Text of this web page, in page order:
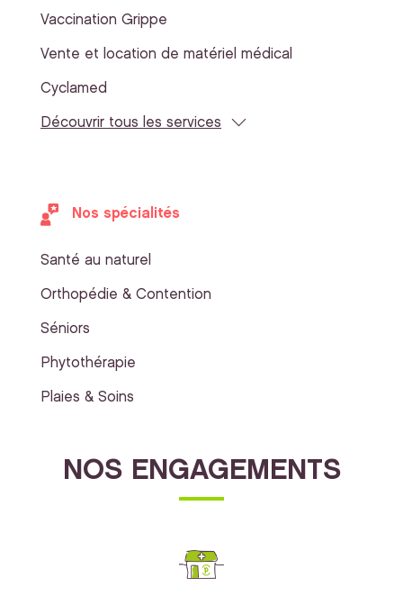
Vaccination Grippe
Vente et location de matériel médical
Cyclamed
Découvrir tous les services
Nos spécialités
Santé au naturel
Orthopédie & Contention
Séniors
Phytothérapie
Plaies & Soins
NOS ENGAGEMENTS